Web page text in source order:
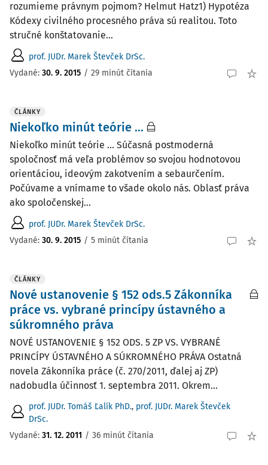
rozumieme právnym pojmom? Helmut Hatz1) Hypotéza
Kódexy civilného procesného práva sú realitou. Toto
stručné konštatovanie...
prof. JUDr. Marek Števček DrSc.
Vydané: 30. 9. 2015 / 29 minút čítania
ČLÁNKY
Niekoľko minút teórie ...
Niekoľko minút teórie ... Súčasná postmoderná
spoločnosť má veľa problémov so svojou hodnotovou
orientáciou, ideovým zakotvením a sebaurčením.
Počúvame a vnímame to všade okolo nás. Oblasť práva
ako spoločenskej...
prof. JUDr. Marek Števček DrSc.
Vydané: 30. 9. 2015 / 5 minút čítania
ČLÁNKY
Nové ustanovenie § 152 ods.5 Zákonníka
práce vs. vybrané princípy ústavného a
súkromného práva
NOVÉ USTANOVENIE § 152 ODS. 5 ZP VS. VYBRANÉ
PRINCÍPY ÚSTAVNÉHO A SÚKROMNÉHO PRÁVA Ostatná
novela Zákonníka práce (č. 270/2011, ďalej aj ZP)
nadobudla účinnosť 1. septembra 2011. Okrem...
prof. JUDr. Tomáš Ľalík PhD., prof. JUDr. Marek Števček
DrSc.
Vydané: 31. 12. 2011 / 36 minút čítania